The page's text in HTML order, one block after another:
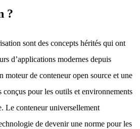
?
sont des concepts hérités qui ont
d’applications modernes depuis
moteur de conteneur open source et une
conçus pour les outils et environnements
Le conteneur universellement
de devenir une norme pour les